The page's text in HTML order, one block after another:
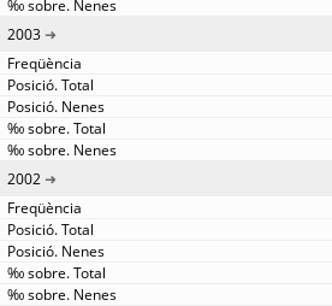
2003
2002